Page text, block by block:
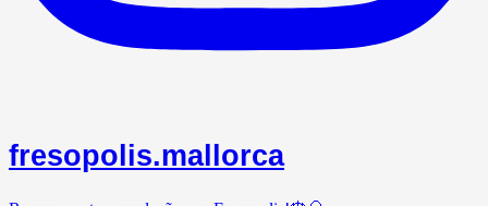
fresopolis.mallorca